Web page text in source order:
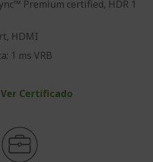
Premium certified, HDR 1
HDMI
1 ms VRB
Ver Certificado